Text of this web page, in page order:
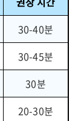
30-40분
30-45분
30분
20-30분